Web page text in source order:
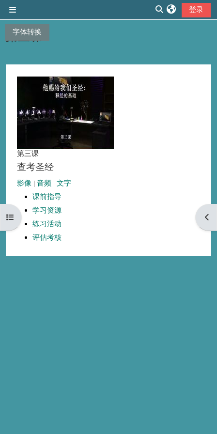
字体转换
切换搜索输入
登录
打开课程索引 打
第三课
章节大纲
第三课
查考圣经
影像 | 音频 | 文字
课前指导
学习资源
练习活动
评估考核